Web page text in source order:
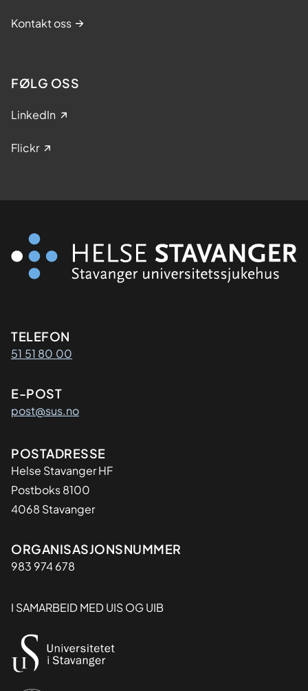
Kontakt oss
FØLG OSS
LinkedIn
Flickr
Kontaktinformasjon
TELEFON
51 51 80 00
E-POST
post@sus.no
Adresse
POSTADRESSE
Helse Stavanger HF
Postboks 8100
4068 Stavanger
Organisasjon
ORGANISASJONSNUMMER
983 974 678
I SAMARBEID MED UIS OG UIB